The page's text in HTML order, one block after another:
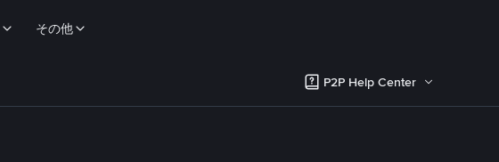
その他
P2P Help Center